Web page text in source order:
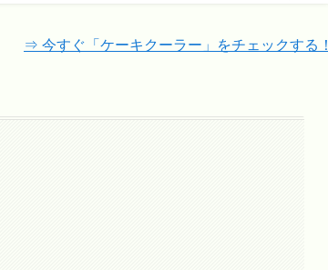
⇒ 今すぐ「ケーキクーラー」をチェックする！